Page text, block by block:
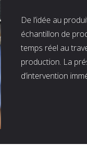
De l’idée au
échantillon de
temps réel au
production. La
d’intervention